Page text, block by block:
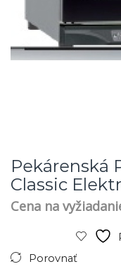
Pekárenská
Classic
Cena na
Porovnať